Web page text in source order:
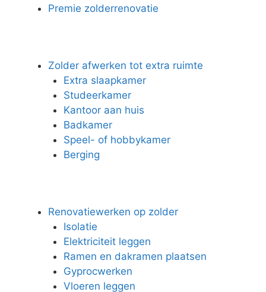
Premie zolderrenovatie
Zolder afwerken tot extra ruimte
Extra slaapkamer
Studeerkamer
Kantoor aan huis
Badkamer
Speel- of hobbykamer
Berging
Renovatiewerken op zolder
Isolatie
Elektriciteit leggen
Ramen en dakramen plaatsen
Gyprocwerken
Vloeren leggen